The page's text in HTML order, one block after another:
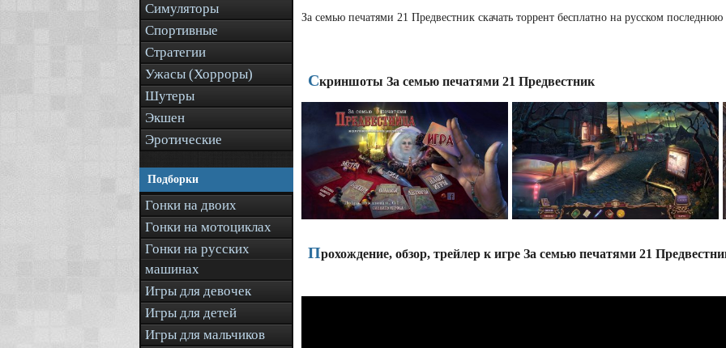
Симуляторы
Спортивные
Стратегии
Ужасы (Хорроры)
Шутеры
Экшен
Эротические
Подборки
Гонки на двоих
Гонки на мотоциклах
Гонки на русских
машинах
Игры для девочек
Игры для детей
Игры для мальчиков
За семью печатями 21 Предвестник скачать торрент бесплатно на русском
Скриншоты За семью печатями 21 Предвестник
Прохождение, обзор, трейлер к игре За семью печатями 21